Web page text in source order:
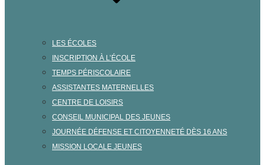
LES ÉCOLES
INSCRIPTION À L’ÉCOLE
TEMPS PÉRISCOLAIRE
ASSISTANTES MATERNELLES
CENTRE DE LOISIRS
CONSEIL MUNICIPAL DES JEUNES
JOURNÉE DÉFENSE ET CITOYENNETÉ DÈS 16 ANS
MISSION LOCALE JEUNES